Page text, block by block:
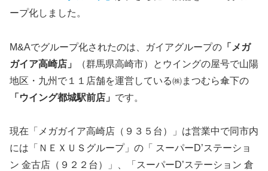
ープ化しました。
M&Aでグループ化されたのは、ガイアグループの 「メガ
ガイア高崎店」
（群馬県高崎市）とウイングの屋号で山陽
地区・九州で１１店舗を運営している㈱まつむら傘下の
「ウイング都城駅前店」 です。
現在「メガガイア高崎店（９３５台）」は営業中で同市内
には「ＮＥＸＵＳグループ」の「 スーパーD’ステーショ
ン 金古店（９２２台）」、「スーパーD’ステーション 倉